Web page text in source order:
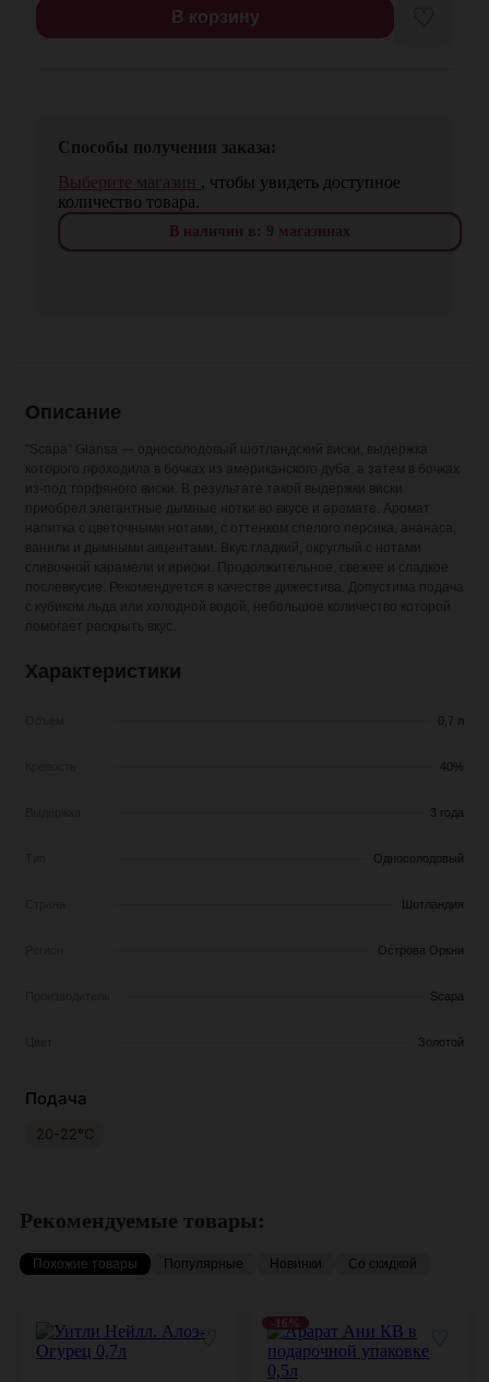
В корзину ♡
Способы получения заказа:
Выберите магазин , чтобы увидеть доступное
количество товара.
В наличии в: 9 магазинах
Описание
Характеристики
0,7 л
40%
3 года
Односолодовый
Шотландия
Острова Оркни
Scapa
Золотой
Подача
20-22°С
Рекомендуемые товары:
Похожие товары Популярные Новинки Со скидкой
♡
-16%